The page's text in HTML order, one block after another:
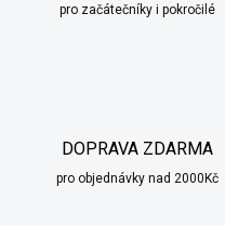
pro začátečníky i pokročilé
DOPRAVA ZDARMA
pro objednávky nad 2000Kč